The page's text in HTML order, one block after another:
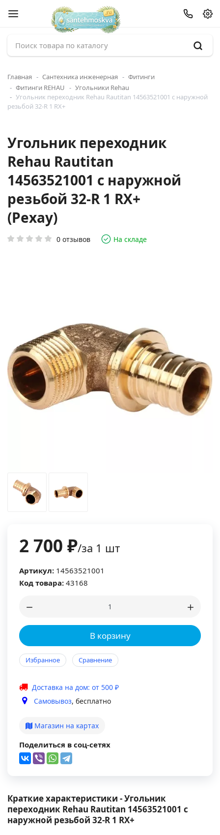
Главная Сантехника инженерная
Фитинги
Фитинги REHAU
Угольники Rehau
Угольник переходник Rehau Rautitan 14563521001 с наружной
резьбой 32-R 1 RX+
Угольник переходник
Rehau Rautitan
14563521001 с наружной
резьбой 32-R 1 RX+
(Рехау)
0 отзывов На складе
2 700 ₽/за 1 шт
Артикул: 14563521001
Код товара: 43168
В корзину
Избранное Сравнение
Доставка на дом: от 500 ₽
Самовывоз, бесплатно
Магазин на картах
Поделиться в соц-сетях
Краткие характеристики - Угольник
переходник Rehau Rautitan 14563521001 с
наружной резьбой 32-R 1 RX+